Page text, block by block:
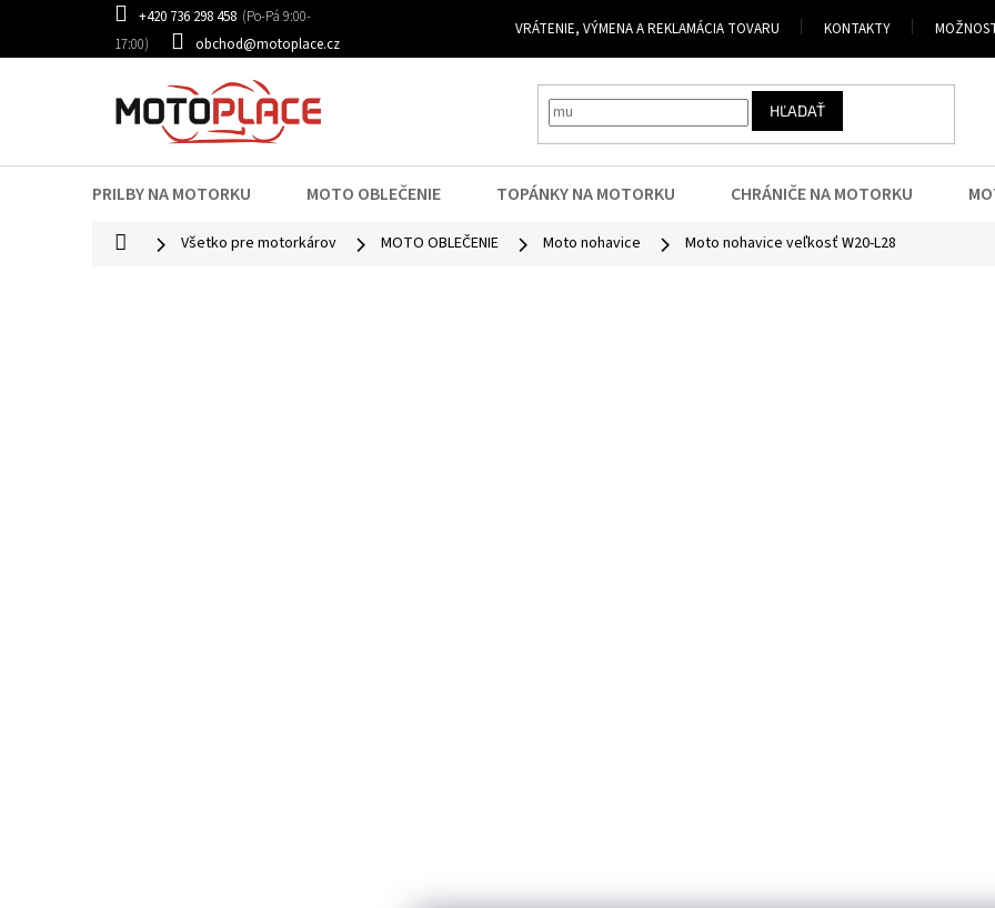
+420 736 298 458
obchod@motoplace.cz
VRÁTENIE, VÝMENA A REKLAMÁCIA TOVARU KONTAKTY
HĽADAŤ
PRILBY NA MOTORKU MOTO OBLEČENIE TOPÁNKY NA MOTORKU CHRÁNIČE NA MOTORKU
DomovVšetko pre motorkárov MOTO OBLEČENIE Moto nohavice Moto nohavice veľkosť W20-L28